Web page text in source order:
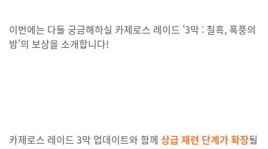
이번에는 다들 궁금해하실 카제로스 레이드 '3막 : 칠흑, 폭풍의
밤'의 보상을 소개합니다!
카제로스 레이드 3막 업데이트와 함께 상급 재련 단계가 확장될